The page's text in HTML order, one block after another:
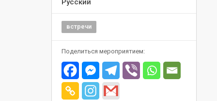
Русский
встречи
Поделиться мероприятием: